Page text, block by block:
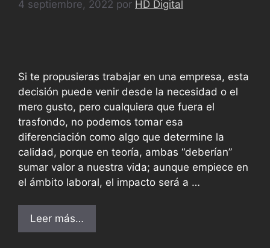
4 septiembre, 2022 por HD Digital
Si te propusieras trabajar en una empresa, esta
decisión puede venir desde la necesidad o el
mero gusto, pero cualquiera que fuera el
trasfondo, no podemos tomar esa
diferenciación como algo que determine la
calidad, porque en teoría, ambas “deberían”
sumar valor a nuestra vida; aunque empiece en
el ámbito laboral, el impacto será a …
Leer más…